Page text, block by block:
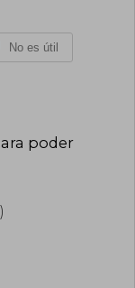
No es útil
poder